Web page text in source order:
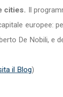
cities. Il
europee:
De Nobili, e
il Blog)